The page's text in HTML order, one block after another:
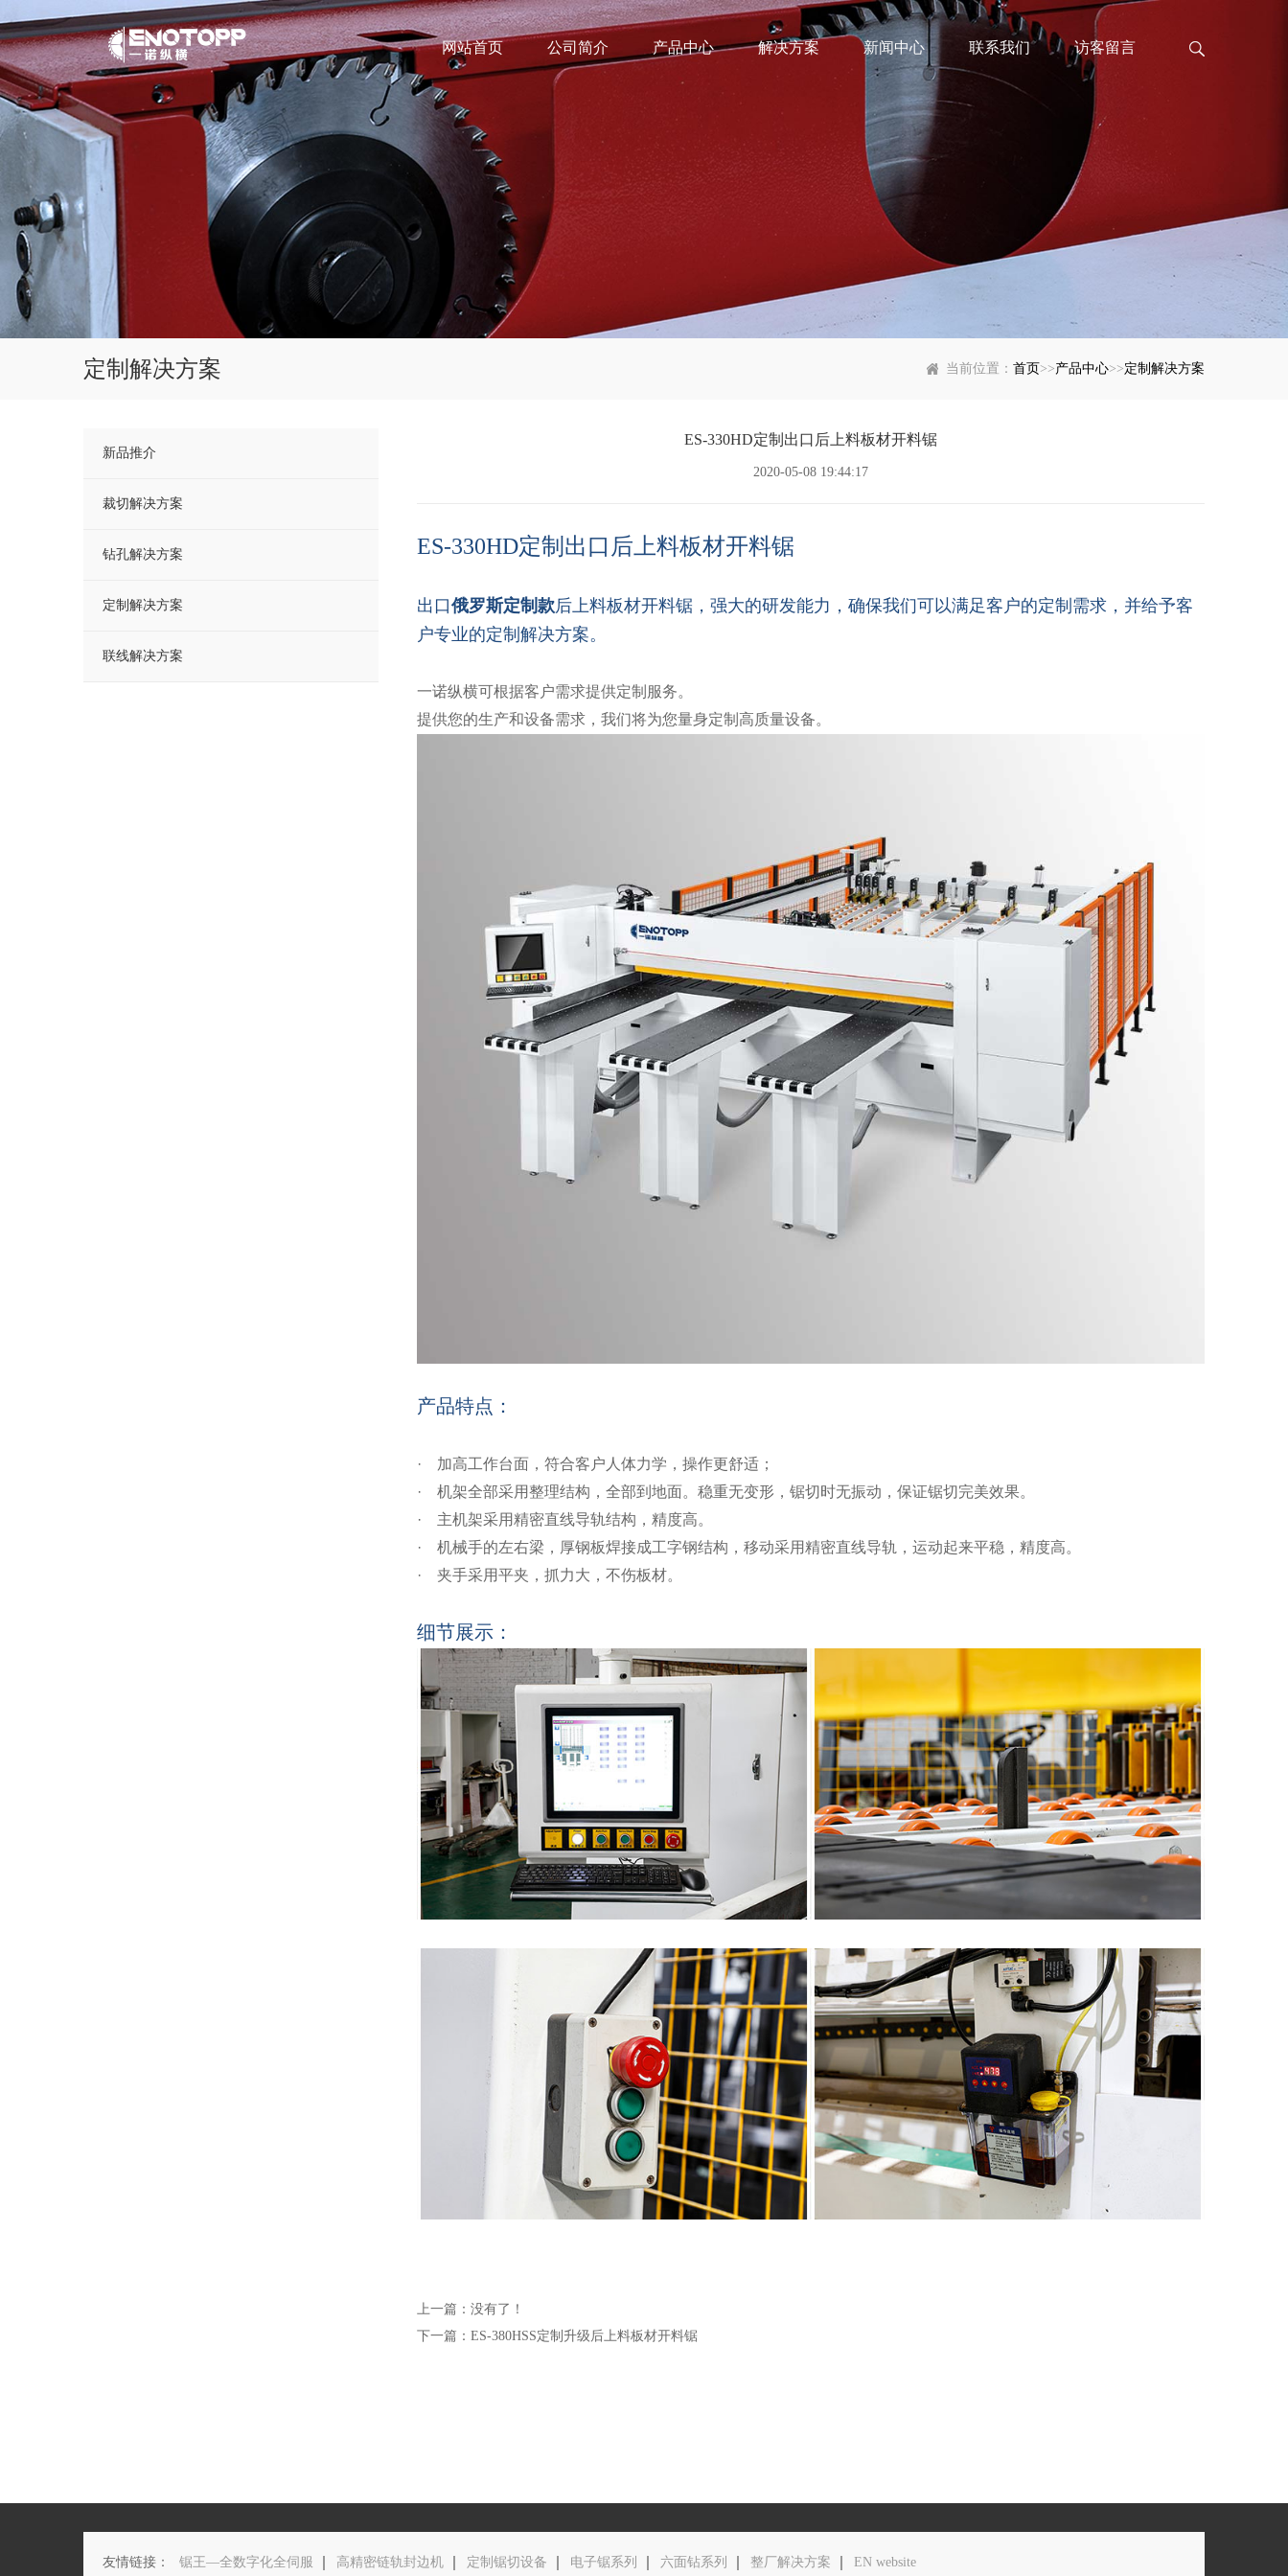
网站首页 公司简介 产品中心 解决方案 新闻中心 联系我们 访客留言
定制解决方案 当前位置： 首页>>产品中心>>定制解决方案
新品推介
裁切解决方案
钻孔解决方案
定制解决方案
联线解决方案
ES-330HD定制出口后上料板材开料锯
2020-05-08 19:44:17
ES-330HD定制出口后上料板材开料锯
出口俄罗斯定制款后上料板材开料锯，强大的研发能力，确保我们可以满足客户的定制需求，并给予客
户专业的定制解决方案。
一诺纵横可根据客户需求提供定制服务。
提供您的生产和设备需求，我们将为您量身定制高质量设备。
产品特点：
· 加高工作台面，符合客户人体力学，操作更舒适；
· 机架全部采用整理结构，全部到地面。稳重无变形，锯切时无振动，保证锯切完美效果。
· 主机架采用精密直线导轨结构，精度高。
· 机械手的左右梁，厚钢板焊接成工字钢结构，移动采用精密直线导轨，运动起来平稳，精度高。
· 夹手采用平夹，抓力大，不伤板材。
细节展示：
上一篇：没有了！
下一篇：ES-380HSS定制升级后上料板材开料锯
友情链接： 锯王—全数字化全伺服 高精密链轨封边机 定制锯切设备 电子锯系列 六面钻系列 整厂解决方案 EN website